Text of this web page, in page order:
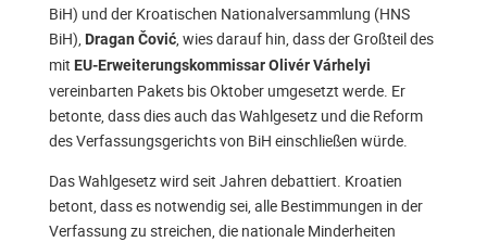
BiH) und der Kroatischen Nationalversammlung (HNS
BiH), Dragan Čović, wies darauf hin, dass der Großteil des
mit EU-Erweiterungskommissar Olivér Várhelyi
vereinbarten Pakets bis Oktober umgesetzt werde. Er
betonte, dass dies auch das Wahlgesetz und die Reform
des Verfassungsgerichts von BiH einschließen würde.
Das Wahlgesetz wird seit Jahren debattiert. Kroatien
betont, dass es notwendig sei, alle Bestimmungen in der
Verfassung zu streichen, die nationale Minderheiten